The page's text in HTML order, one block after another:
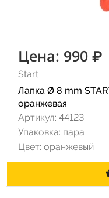
Цена: 990 ₽
Start
Лапка Ø 8 mm
оранжевая
Артикул: 44123
Упаковка: пара
Цвет: оранжевый